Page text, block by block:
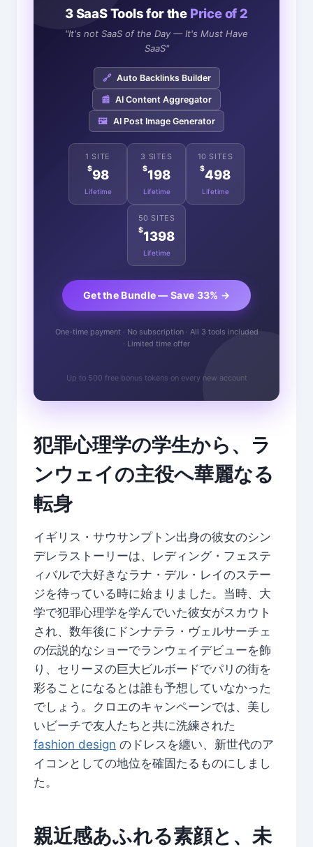
3 SaaS Tools for the Price of 2
"It's not SaaS of the Day — It's Must Have
SaaS"
🔗 Auto Backlinks Builder
📰 AI Content Aggregator
🖼️ AI Post Image Generator
1 SITE
$98
Lifetime
3 SITES
$198
Lifetime
10 SITES
$498
Lifetime
50 SITES
$1398
Lifetime
Get the Bundle — Save 33% →
One-time payment · No subscription · All 3 tools included
· Limited time offer
Up to 500 free bonus tokens on every new account
犯罪心理学の学生から、ラ
ンウェイの主役へ華麗なる
転身
イギリス・サウサンプトン出身の彼女のシン
デレラストーリーは、レディング・フェステ
ィバルで大好きなラナ・デル・レイのステー
ジを待っている時に始まりました。当時、大
学で犯罪心理学を学んでいた彼女がスカウト
され、数年後にドンナテラ・ヴェルサーチェ
の伝説的なショーでランウェイデビューを飾
り、セリーヌの巨大ビルボードでパリの街を
彩ることになるとは誰も予想していなかった
でしょう。クロエのキャンペーンでは、美し
いビーチで友人たちと共に洗練された
fashion design のドレスを纏い、新世代のア
イコンとしての地位を確固たるものにしまし
た。
親近感あふれる素顔と、未